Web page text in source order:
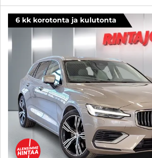
6 kk korotonta ja kulutonta